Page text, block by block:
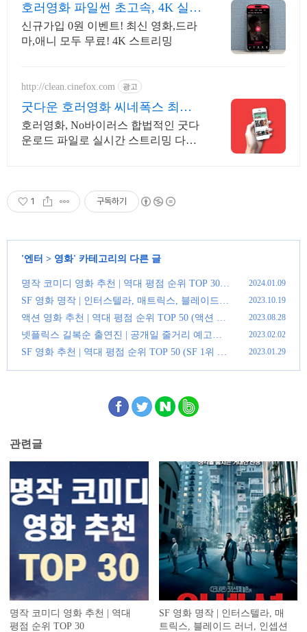
호러영화 파일썬 초고속, 4K 실시
간 보기!
신규가입 0원 이벤트! 최신 영화,드라
마,애니 모두 무료! 4K 스트리밍
http://clean.cinefox.com 광고
굿다운 호러영화 씨네폭스 최대3
만원+10%추가적립
호러영화, No바이러스 합법적인 굿다
운로드 파일로 실시간 스트리밍 다운
1 구독하기
'엔터 > 영화' 카테고리의 다른 글
명작 코미디 영화 추천 | 역대 평점 순위 TOP 30
(0)
2024.01.09
SF 영화 명작 | 인터스텔라, 매트릭스, 블레이드
러너, 인셉션
(0)
2023.10.19
액션 영화 추천 | 역대 평점 순위 TOP 50 (액션 역
대 1위 영화는?)
(0)
2023.08.28
넷플릭스 길복순 출연진 | 공개일 줄거리 예고편
총정리
(0)
2023.02.02
SF 영화 추천 | 역대 평점 순위 TOP 50 (SF 1위 영
2023.01.29
관련글
명작 코미디 영화 추천 | 역대
평점 순위 TOP 30
SF 영화 명작 | 인터스텔라, 매
트릭스, 블레이드 러너, 인셉션